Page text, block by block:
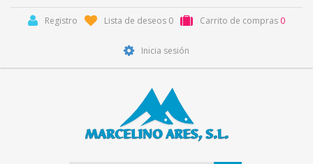
Registro Lista de deseos 0 Carrito de compras 0
Inicia sesión